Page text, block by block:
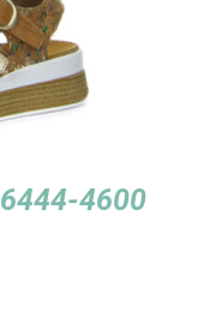
4600